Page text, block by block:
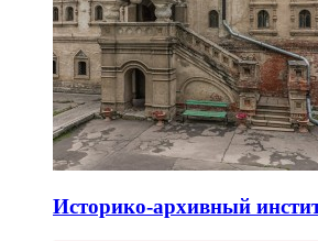
Историко-архивный